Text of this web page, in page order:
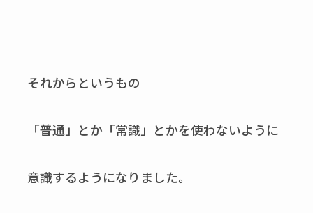
それからというもの
「普通」とか「常識」とかを使わないように
意識するようになりました。